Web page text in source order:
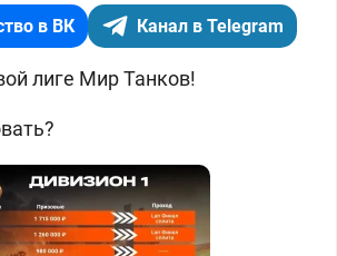
в ВК Канал в Telegram
лиге Мир Танков!